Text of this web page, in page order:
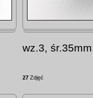
wz.3, śr.35mm
27 Zdjęć